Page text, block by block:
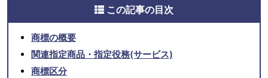
この記事の目次
商標の概要
関連指定商品・指定役務(サービス)
商標区分